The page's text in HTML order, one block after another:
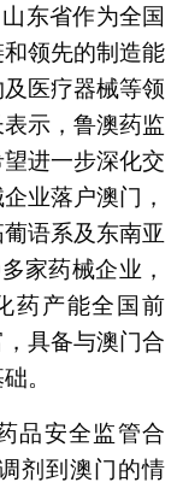
东省作为全国
领先的制造能
医疗器械等领
示，鲁澳药监
进一步深化交
业落户澳门，
语系及东南亚
家药械企业，
药产能全国前
具备与澳门合
。
品安全监管合
剂到澳门的情